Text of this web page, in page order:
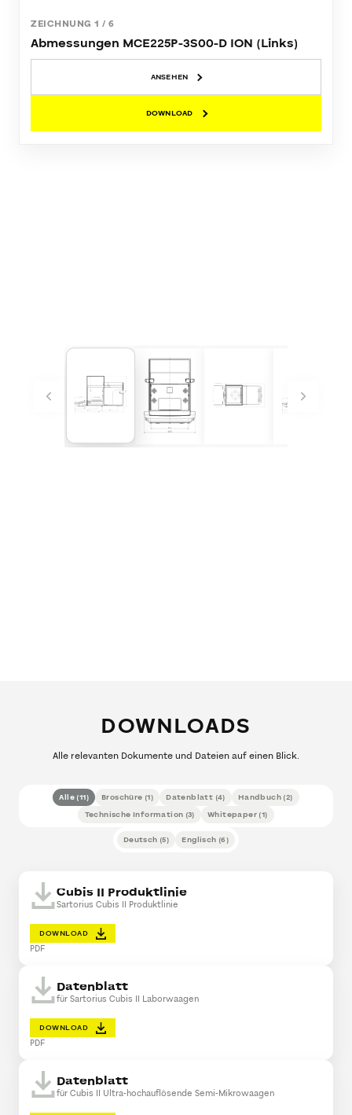
ZEICHNUNG 1 / 6
Abmessungen MCE225P-3S00-D ION (Links)
ANSEHEN
DOWNLOAD
DOWNLOADS
Alle relevanten Dokumente und Dateien auf einen Blick.
Alle(11) Broschüre (1) Datenblatt (4) Handbuch (2)
Technische Information (3) Whitepaper(1)
Deutsch (5) Englisch (6)
Cubis II Produktlinie
Sartorius Cubis II Produktlinie
DOWNLOAD
PDF
Datenblatt
für Sartorius Cubis II Laborwaagen
DOWNLOAD
PDF
Datenblatt
für Cubis II Ultra-hochauflösende Semi-Mikrowaagen